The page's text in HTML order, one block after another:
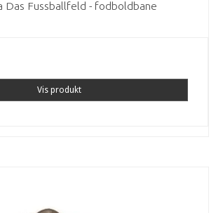
Das Fussballfeld - fodboldbane
Vis produkt